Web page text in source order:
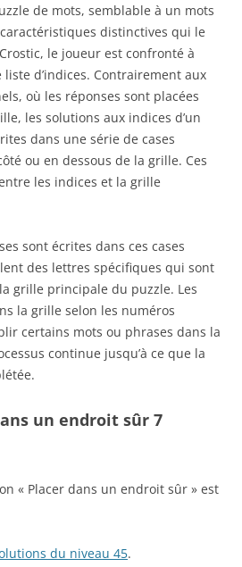
de mots, semblable à un mots
distinctives qui le
le joueur est confronté à
d’indices. Contrairement aux
où les réponses sont placées
les solutions aux indices d’un
dans une série de cases
ou en dessous de la grille. Ces
les indices et la grille
sont écrites dans ces cases
des lettres spécifiques qui sont
grille principale du puzzle. Les
la grille selon les numéros
certains mots ou phrases dans la
continue jusqu’à ce que la
un endroit sûr 7
« Placer dans un endroit sûr » est
du niveau 45.